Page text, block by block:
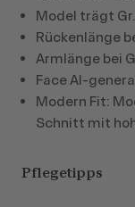
Model trägt
Rückenlänge
Armlänge bei
Face AI-
Modern Fit:
Schnitt mit
Pflegetipps